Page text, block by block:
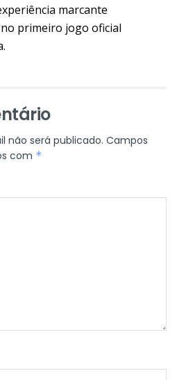
marcante
primeiro jogo oficial
não será publicado. Campos
com *